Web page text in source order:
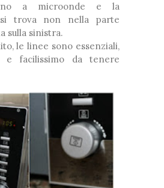
a microonde e la
trova non nella parte
sulla sinistra.
le linee sono essenziali,
e facilissimo da tenere
❅